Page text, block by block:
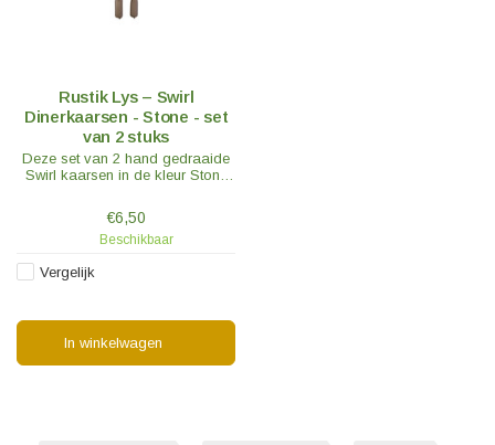
Rustik Lys – Swirl
Dinerkaarsen - Stone - set
van 2 stuks
Deze set van 2 hand gedraaide
Swirl kaarsen in de kleur Stone
moment.
€6,50
Beschikbaar
Vergelijk
In winkelwagen